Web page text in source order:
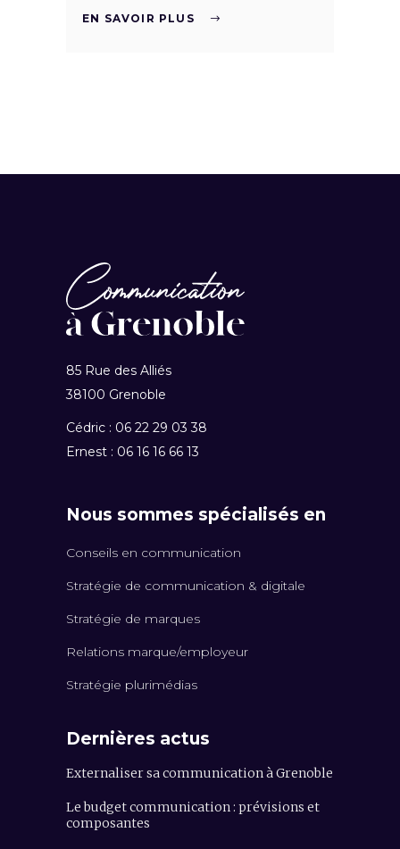
EN SAVOIR PLUS
85 Rue des Alliés
38100 Grenoble
Cédric : 06 22 29 03 38
Ernest : 06 16 16 66 13
Nous sommes spécialisés en
Conseils en communication
Stratégie de communication & digitale
Stratégie de marques
Relations marque/employeur
Stratégie plurimédias
Dernières actus
Externaliser sa communication à Grenoble
Le budget communication : prévisions et
composantes